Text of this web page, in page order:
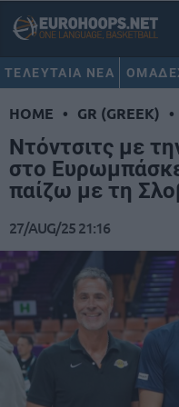
ΤΕΛΕΥΤΑΙΑ ΝΕΑ
HOME • GR (GREEK) •
Ντόντσιτς με
στο
παίζω με τη
27/AUG/25 21:16